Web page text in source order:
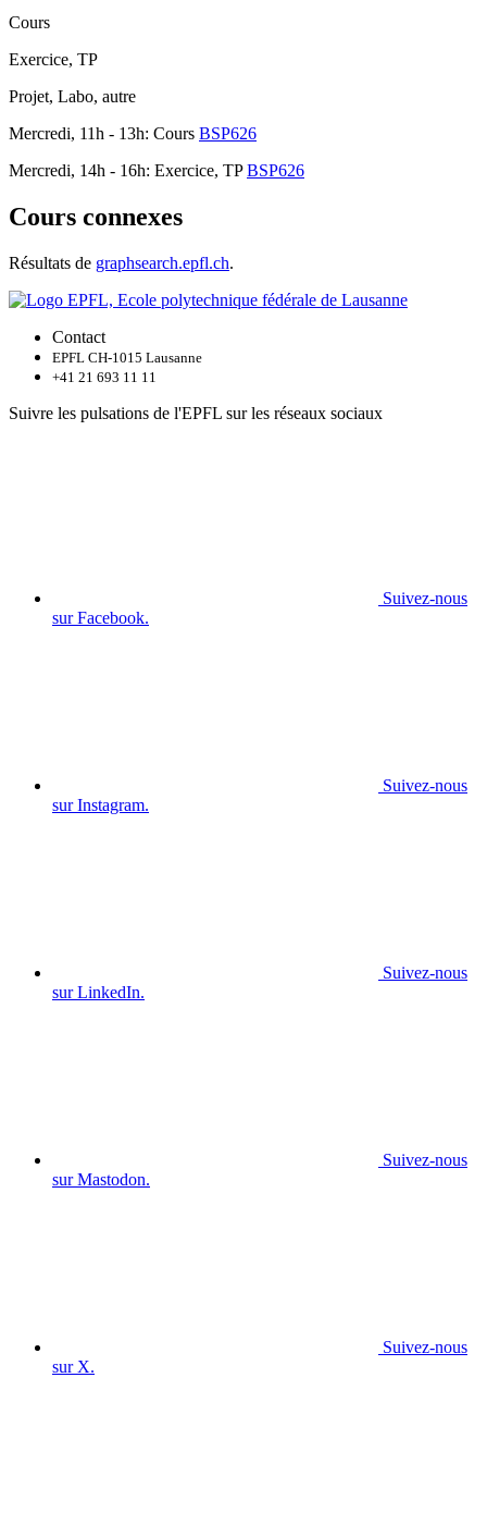
Cours
Exercice, TP
Projet, Labo, autre
Mercredi, 11h - 13h: Cours BSP626
Mercredi, 14h - 16h: Exercice, TPBSP626
Cours connexes
Résultats de graphsearch.epfl.ch.
Contact
EPFL CH-1015 Lausanne
+41 21 693 11 11
Suivre les pulsations de l'EPFL sur les réseaux sociaux
Suivez-nous
sur Facebook.
Suivez-nous
sur Instagram.
Suivez-nous
sur LinkedIn.
Suivez-nous
sur Mastodon.
Suivez-nous
sur X.